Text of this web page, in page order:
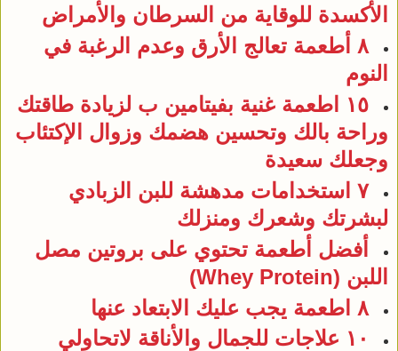
الأكسدة للوقاية من السرطان والأمراض
٨ أطعمة تعالج الأرق وعدم الرغبة في
النوم
١٥ اطعمة غنية بفيتامين ب لزيادة طاقتك
وراحة بالك وتحسين هضمك وزوال الإكتئاب
وجعلك سعيدة
٧ استخدامات مدهشة للبن الزبادي
لبشرتك وشعرك ومنزلك
أفضل أطعمة تحتوي على بروتين مصل
اللبن (Whey Protein)
٨ اطعمة يجب عليك الابتعاد عنها
١٠ علاجات للجمال والأناقة لاتحاولي